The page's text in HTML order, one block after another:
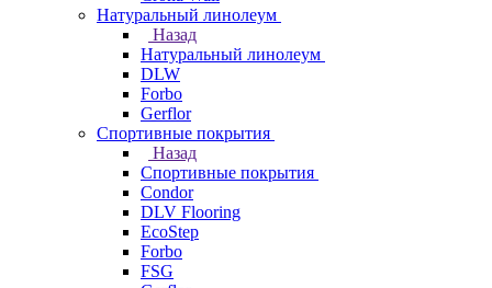
Натуральный линолеум
Назад
Натуральный линолеум
DLW
Forbo
Gerflor
Спортивные покрытия
Назад
Спортивные покрытия
Condor
DLV Flooring
EcoStep
Forbo
FSG